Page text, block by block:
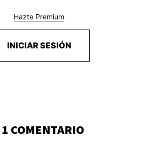
Hazte Premium
INICIAR SESIÓN
1 COMENTARIO